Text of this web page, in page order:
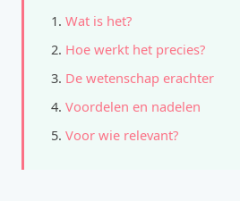
Wat is het?
Hoe werkt het precies?
De wetenschap erachter
Voordelen en nadelen
Voor wie relevant?